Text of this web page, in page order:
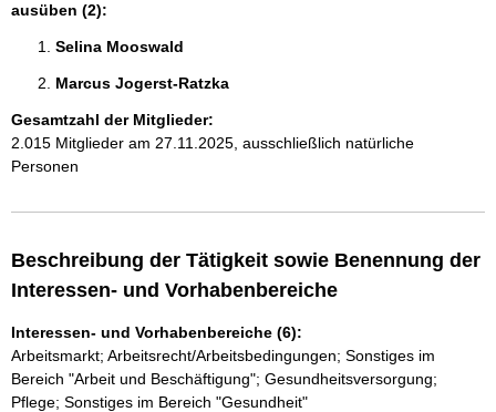
ausüben (2):
Selina Mooswald
Marcus Jogerst-Ratzka
Gesamtzahl der Mitglieder:
2.015 Mitglieder am 27.11.2025, ausschließlich natürliche
Personen
Beschreibung der Tätigkeit sowie Benennung der
Interessen- und Vorhabenbereiche
Interessen- und Vorhabenbereiche (6):
Arbeitsmarkt; Arbeitsrecht/Arbeitsbedingungen; Sonstiges im
Bereich "Arbeit und Beschäftigung"; Gesundheitsversorgung;
Pflege; Sonstiges im Bereich "Gesundheit"